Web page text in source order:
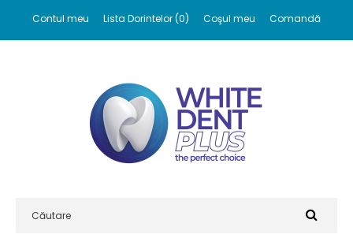
Contul meu Lista Dorintelor (0) Coşul meu Comandă